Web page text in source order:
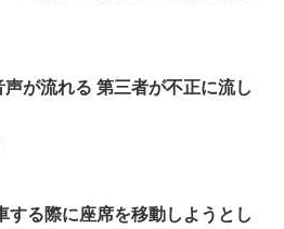
が流れる 第三者が不正に流し
する際に座席を移動しようとし